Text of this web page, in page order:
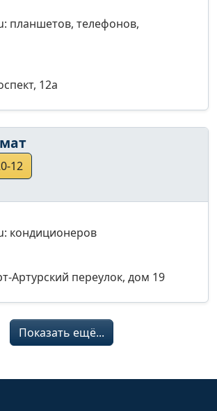
планшетов, телефонов,
12а
12
кондиционеров
Артурский переулок, дом 19
Показать ещё...